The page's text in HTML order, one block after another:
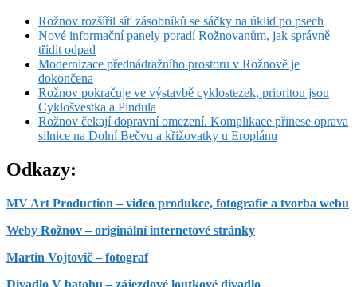
Rožnov rozšířil síť zásobníků se sáčky na úklid po psech
Nové informační panely poradí Rožnovanům, jak správně
třídit odpad
Modernizace přednádražního prostoru v Rožnově je
dokončena
Rožnov pokračuje ve výstavbě cyklostezek, prioritou jsou
Cyklošvestka a Pindula
Rožnov čekají dopravní omezení. Komplikace přinese oprava
silnice na Dolní Bečvu a křižovatky u Eroplánu
Odkazy:
MV Art Production – video produkce, fotografie a tvorba webu
Weby Rožnov – originální internetové stránky
Martin Vojtovič – fotograf
Divadlo V batohu – zájezdové loutkové divadlo